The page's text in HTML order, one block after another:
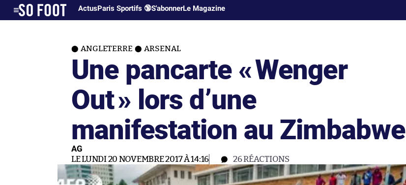
ActusParis Sportifs 🔞S'abonnerLe Magazine
ANGLETERRE ARSENAL
Une pancarte «Wenger
Out» lors d’une
manifestation au Zimbabwe
AG
LE LUNDI 20 NOVEMBRE 2017 À 14:16 26RÉACTIONS